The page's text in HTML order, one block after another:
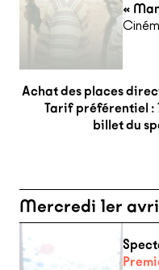
«
Achat des places
Tarif préférentiel :
billet du
Mercredi 1er